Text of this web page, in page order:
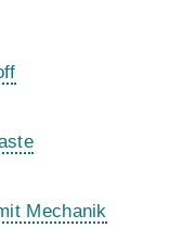
Mechanik